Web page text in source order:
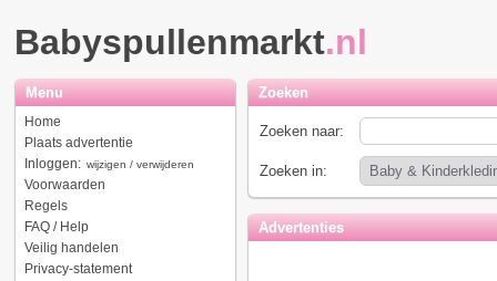
Babyspullenmarkt.nl
Menu
Home
Plaats advertentie
Inloggen: wijzigen / verwijderen
Voorwaarden
Regels
FAQ / Help
Veilig handelen
Privacy-statement
Zoeken
Zoeken naar:
Zoeken in:
Advertenties